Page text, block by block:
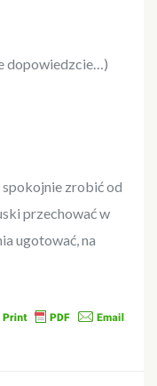
dopowiedzcie…)
spokojnie zrobić od
przechować w
ugotować, na